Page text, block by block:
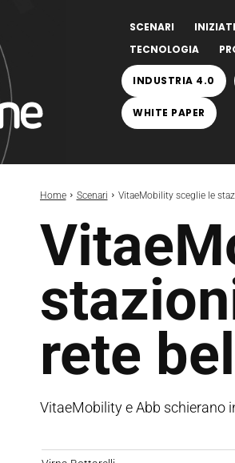
SCENARI
TECNOLOGIA
INDUSTRIA 4.0
WHITE PAPER
Home Scenari VitaeMobility sceglie le
rete
VitaeMobility e Abb schierano